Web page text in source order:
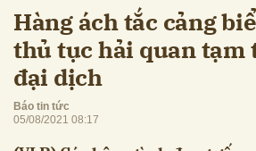
Hàng ách tắc cảng
thủ tục hải quan tạm
đại dịch
Báo tin tức
05/08/2021 08:17